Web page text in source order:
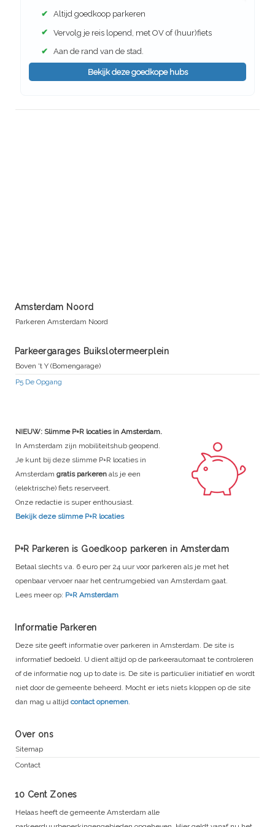
✔ Altijd goedkoop parkeren
✔ Vervolg je reis lopend, met OV of (huur)fiets
✔ Aan de rand van de stad.
Bekijk deze goedkope hubs
Amsterdam Noord
Parkeren Amsterdam Noord
Parkeergarages Buikslotermeerplein
Boven 't Y (Bomengarage)
P5 De Opgang
NIEUW: Slimme P+R locaties in Amsterdam.
In Amsterdam zijn mobiliteitshub geopend.
Je kunt bij deze slimme P+R locaties in
Amsterdam gratis parkeren als je een
(elektrische) fiets reserveert.
Onze redactie is super enthousiast.
Bekijk deze slimme P+R locaties
P+R Parkeren is Goedkoop parkeren in Amsterdam
Betaal slechts v.a. 6 euro per 24 uur voor parkeren als je met het
openbaar vervoer naar het centrumgebied van Amsterdam gaat.
Lees meer op: P+R Amsterdam
Informatie Parkeren
Deze site geeft informatie over parkeren in Amsterdam. De site is
informatief bedoeld. U dient altijd op de parkeerautomaat te controleren
of de informatie nog up to date is. De site is particulier initiatief en wordt
niet door de gemeente beheerd. Mocht er iets niets kloppen op de site
dan mag u altijd contact opnemen.
Over ons
Sitemap
Contact
10 Cent Zones
Helaas heeft de gemeente Amsterdam alle